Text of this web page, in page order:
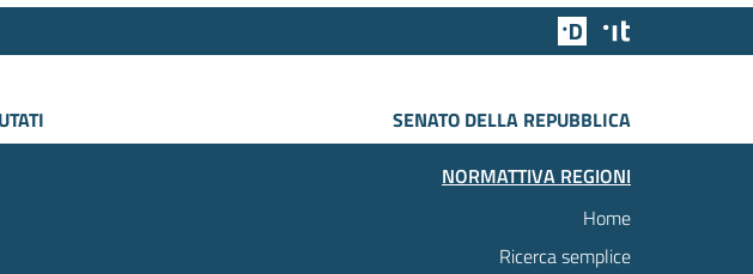
Team Digitale
SENATO DELLA REPUBBLICA
NORMATTIVA REGIONI
Home
Ricerca semplice